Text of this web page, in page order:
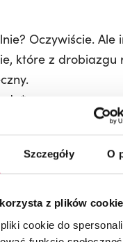
Szczegóły O
z plików cookie
cookie do
Oczywiście. Ale
które z drobiazgu
Was pytanko: czy
w nasze prace?